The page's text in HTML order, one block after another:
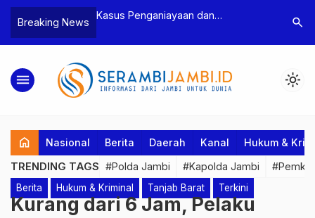
Breaking News
Bea Cukai
Pelaku beserta
dan 146 Gram
Kasus Penganiayaan dan
Tebo Tetapkan Dua Tersangka
Polres
Dua
search
menu light_mode
home Nasional Berita Daerah Kanal Hukum &
TRENDING TAGS #Polda Jambi #Kapolda Jambi
Berita Hukum & Kriminal Tanjab Barat Terkini
Kurang dari 6 Jam, Pelaku